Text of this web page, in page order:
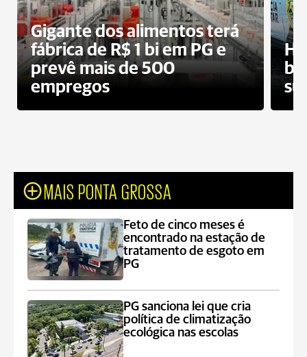
Gigante dos alimentos terá
fábrica de R$ 1 bi em PG e
prevê mais de 500
empregos
MAIS PONTA GROSSA
Feto de cinco meses é
encontrado na estação de
tratamento de esgoto em
PG
PG sanciona lei que cria
política de climatização
ecológica nas escolas